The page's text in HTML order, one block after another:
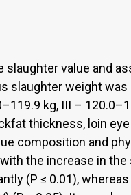
slaughter value and
slaughter weight
kg, III –
thickness, loin
composition and
the increase in
(P ≤ 0.01),